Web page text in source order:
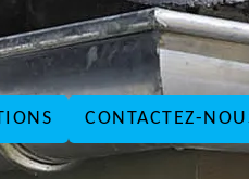
CONTACTEZ-